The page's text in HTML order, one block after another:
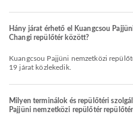
Hány járat érhető el Kuangcsou
Changi repülőtér között?
Kuangcsou Pajjüni nemzetközi repülőtér és Szingapúr Changi repülőtér között
19 járat közlekedik.
Milyen terminálok és repülőtéri
Pajjüni nemzetközi repülőtér